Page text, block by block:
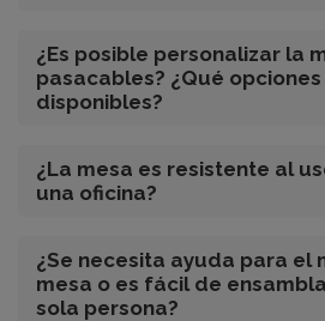
¿Es posible personalizar la
pasacables? ¿Qué opciones
disponibles?
¿La mesa es resistente al
una oficina?
¿Se necesita ayuda para el
mesa o es fácil de
sola persona?